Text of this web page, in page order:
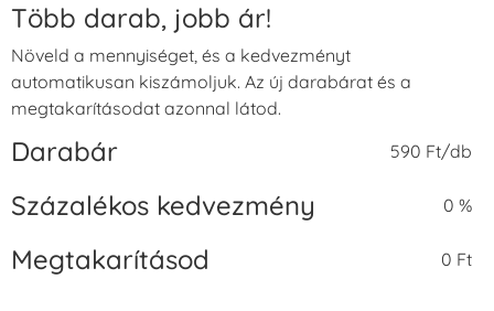
Több darab, jobb ár!
Növeld a mennyiséget, és a kedvezményt
automatikusan kiszámoljuk. Az új darabárat és a
megtakarításodat azonnal látod.
Darabár 590 Ft/db
Százalékos kedvezmény 0 %
Megtakarításod 0 Ft